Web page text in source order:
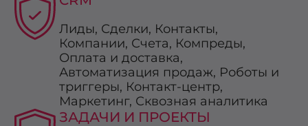
Лиды, Сделки, Контакты,
Компании, Счета, Компреды,
Оплата и доставка,
Автоматизация продаж, Роботы и
триггеры, Контакт-центр,
Маркетинг, Сквозная аналитика
ЗАДАЧИ И ПРОЕКТЫ